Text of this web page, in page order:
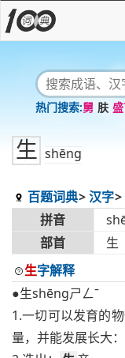
舅 肤
生 shēng
百题词典 汉字
拼音
部首
生
生字解释
●生shēngㄕㄥˉ
1.一切可以发育的
量，并能发展长大